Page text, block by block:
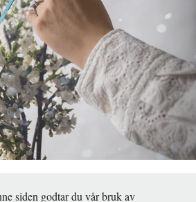
siden godtar du vår bruk av